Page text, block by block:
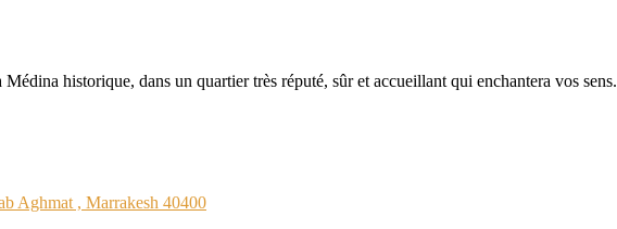
historique, dans un quartier très réputé, sûr et accueillant qui enchantera vos sens.
Aghmat , Marrakesh 40400